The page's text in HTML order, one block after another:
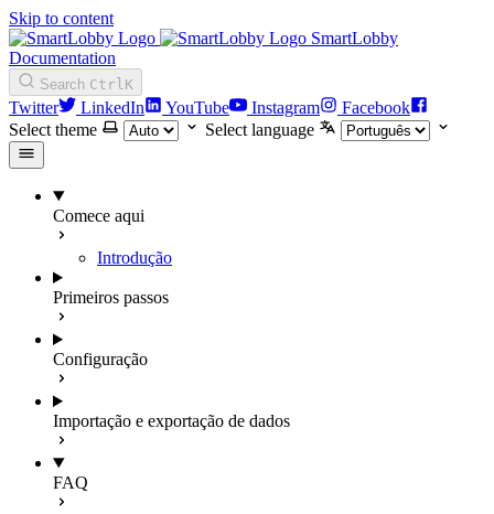
Skip to content
SmartLobby
Documentation
Search CtrlK
Twitter LinkedIn YouTube Instagram
Facebook
Select theme
Select language
Comece aqui
Introdução
Primeiros passos
Configuração
Importação e exportação de dados
FAQ